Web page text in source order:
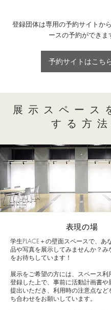
登録団体は専用の予約サイトか
ースの予約ができま
予約サイトはこち
展示スペース
する方法
​表現の場
学生PLACE＋の壁面スペースで、あ
品や写真を展示してみませんか？み
をお待ちしています！
展示をご希望の方には、スペース利
登録した上で、事前に活動計画書や
提出いただき、利用時の注意点など
ち合わせをお願いしています。